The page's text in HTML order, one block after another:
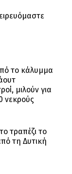
το κάλυμμα
μιλούν για
νεκρούς
τραπέζι το
τη Δυτική